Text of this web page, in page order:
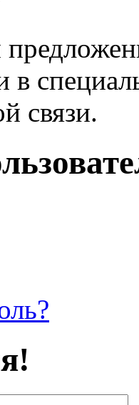
в
связи.